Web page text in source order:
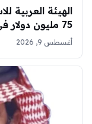
الهيئة العربية
75 مليون دولار في 6 فرص استثمارية بالسعودية
أغسطس 9, 2026